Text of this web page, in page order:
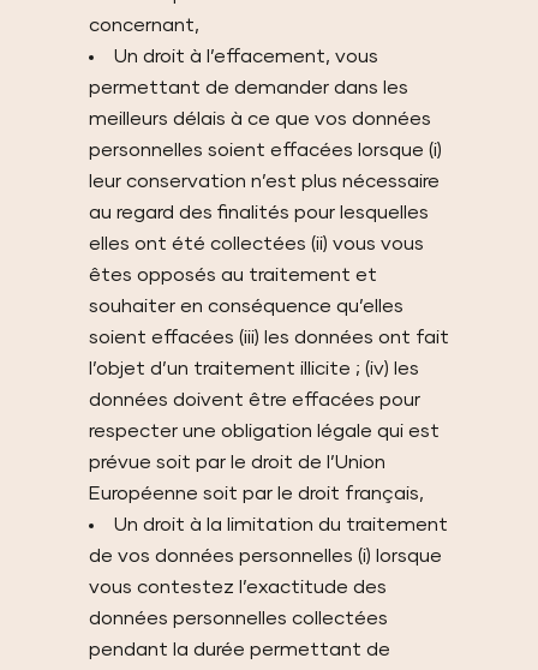
concernant,
Un droit à l’effacement, vous
permettant de demander dans les
meilleurs délais à ce que vos données
personnelles soient effacées lorsque (i)
leur conservation n’est plus nécessaire
au regard des finalités pour lesquelles
elles ont été collectées (ii) vous vous
êtes opposés au traitement et
souhaiter en conséquence qu’elles
soient effacées (iii) les données ont fait
l’objet d’un traitement illicite ; (iv) les
données doivent être effacées pour
respecter une obligation légale qui est
prévue soit par le droit de l’Union
Européenne soit par le droit français,
Un droit à la limitation du traitement
de vos données personnelles (i) lorsque
vous contestez l’exactitude des
données personnelles collectées
pendant la durée permettant de